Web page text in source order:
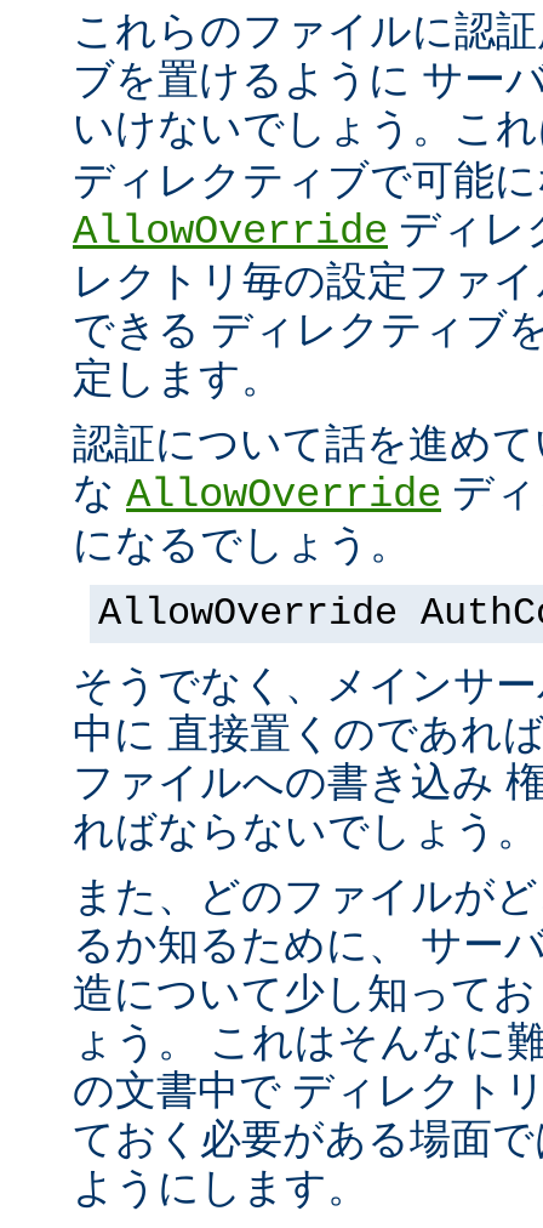
これらのファイルに認
ブを置けるように サー
いけないでしょう。こ
ディレクティブで可能
AllowOverride ディレ
レクトリ毎の設定ファ
できる ディレクティブ
定します。
認証について話を進め
な AllowOverride デ
になるでしょう。
AllowOverride
そうでなく、メインサ
中に 直接置くのであれ
ファイルへの書き込み
ればならないでしょう。
また、どのファイルが
るか知るために、 サー
造について少し知って
ょう。 これはそんなに
の文書中で ディレクト
ておく必要がある場面
ようにします。